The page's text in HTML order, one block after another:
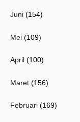
Juni (154)
Mei (109)
April (100)
Maret (156)
Februari (169)